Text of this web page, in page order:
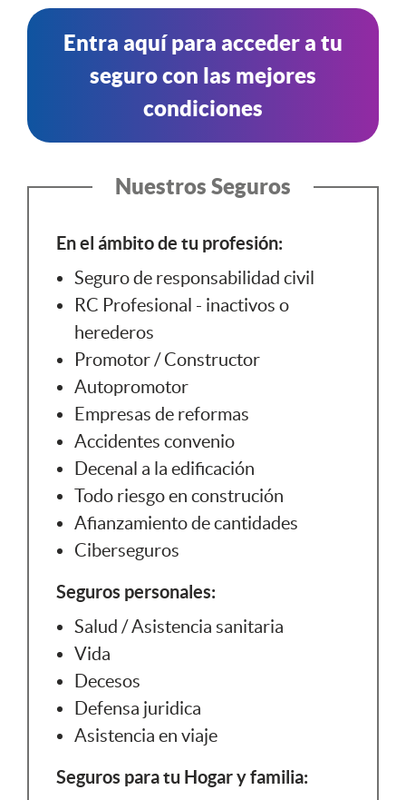
Entra aquí para acceder a tu
seguro con las mejores
condiciones
Nuestros Seguros
En el ámbito de tu profesión:
Seguro de responsabilidad civil
RC Profesional - inactivos o
herederos
Promotor / Constructor
Autopromotor
Empresas de reformas
Accidentes convenio
Decenal a la edificación
Todo riesgo en construción
Afianzamiento de cantidades
Ciberseguros
Seguros personales:
Salud / Asistencia sanitaria
Vida
Decesos
Defensa juridica
Asistencia en viaje
Seguros para tu Hogar y familia: